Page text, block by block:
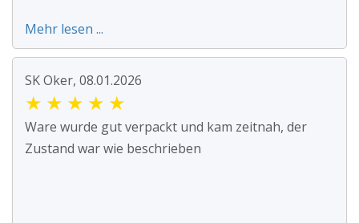
Mehr lesen ...
SK Oker, 08.01.2026
★ ★ ★ ★ ★
Ware wurde gut verpackt und kam zeitnah, der
Zustand war wie beschrieben